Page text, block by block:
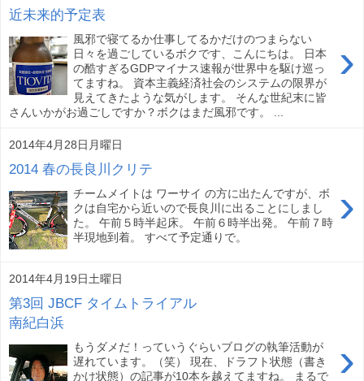
近未来的予定表
›
風邪で寝てるか仕事してるかだけのつまらない
日々を過ごしているボクです、こんにちは。 日本
の酷すぎるGDPマイナス速報が世界中を駆け巡っ
てますね。 資本主義経済社会のシステムの限界が
見えてきたような気がします。 そんな世紀末に皆
さんいかがお過ごしですか？ボクはまだ風邪です。 ...
2014年4月28日月曜日
2014 春の長良川クリテ
›
チームメイトは ワーサイ の方に出たんですが、ボ
クは自宅から近いので長良川に出ることにしまし
た。 午前５時半起床。 午前６時半出発。 午前７時
半現地到着。 すべて予定通りで。
2014年4月19日土曜日
第3回 JBCF タイムトライアル
南紀白浜
›
もうダメだ！っていうぐらいブログの執筆活動が
遅れています。（笑） 現在、ドラフト状態（書き
かけ状態）の記事が10本を越えてますね。 まるで